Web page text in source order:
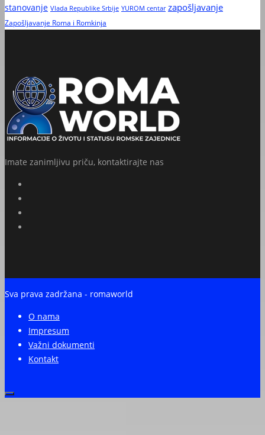
stanovanje Vlada Republike Srbije YUROM centar zapošljavanje
Zapošljavanje Roma i Romkinja
Imate zanimljivu priču, kontaktirajte nas
Sva prava zadržana - romaworld
O nama
Impresum
Važni dokumenti
Kontakt